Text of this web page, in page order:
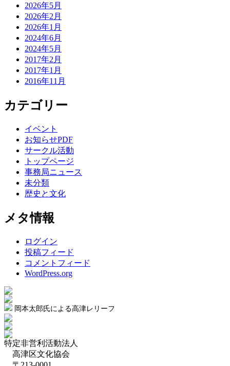
2026年5月
2026年2月
2026年1月
2024年6月
2024年5月
2017年2月
2017年1月
2016年11月
カテゴリー
イベント
お知らせPDF
サークル活動
トップページ
事務局ニュース
未分類
歴史と文化
メタ情報
ログイン
投稿フィード
コメントフィード
WordPress.org
岡本太郎氏による高津レリーフ
特定非営利活動法人
高津区文化協会